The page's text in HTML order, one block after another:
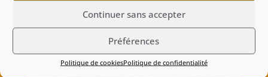
Continuer sans accepter
Préférences
Politique de cookiesPolitique de confidentialité
marketing et activer ce contenu